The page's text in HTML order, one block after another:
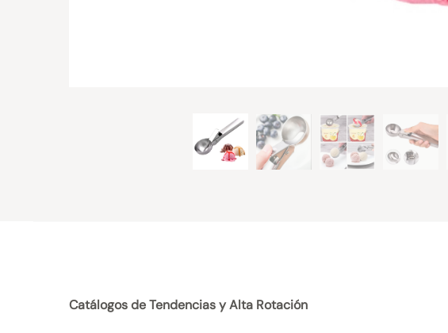
Catálogos de Tendencias y Alta Rotación